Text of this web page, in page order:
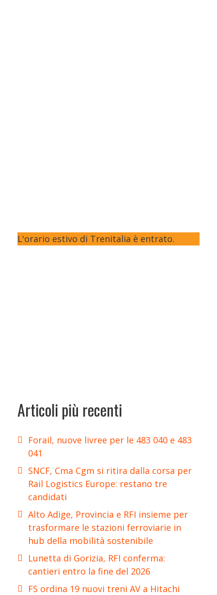
L'orario estivo di Trenitalia è entrato.
Articoli più recenti
Forail, nuove livree per le 483 040 e 483
041
SNCF, Cma Cgm si ritira dalla corsa per
Rail Logistics Europe: restano tre
candidati
Alto Adige, Provincia e RFI insieme per
trasformare le stazioni ferroviarie in
hub della mobilità sostenibile
Lunetta di Gorizia, RFI conferma:
cantieri entro la fine del 2026
FS ordina 19 nuovi treni AV a Hitachi